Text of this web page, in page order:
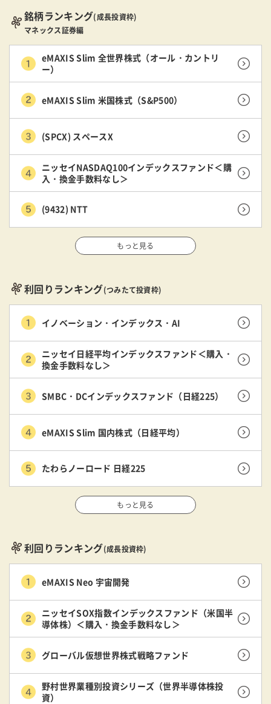
銘柄ランキング(成長投資枠)
マネックス証券編
eMAXIS Slim 全世界株式（オール・カントリ
ー）
eMAXIS Slim 米国株式（S&P500）
(SPCX) スペースX
ニッセイNASDAQ100インデックスファンド＜購
入・換金手数料なし＞
(9432) NTT
もっと見る
利回りランキング(つみたて投資枠)
イノベーション・インデックス・AI
ニッセイ日経平均インデックスファンド＜購入・
換金手数料なし＞
SMBC・DCインデックスファンド（日経225）
eMAXIS Slim 国内株式（日経平均）
たわらノーロード 日経225
もっと見る
利回りランキング(成長投資枠)
eMAXIS Neo 宇宙開発
ニッセイSOX指数インデックスファンド（米国半
導体株）＜購入・換金手数料なし＞
グローバル仮想世界株式戦略ファンド
野村世界業種別投資シリーズ（世界半導体株投
資）